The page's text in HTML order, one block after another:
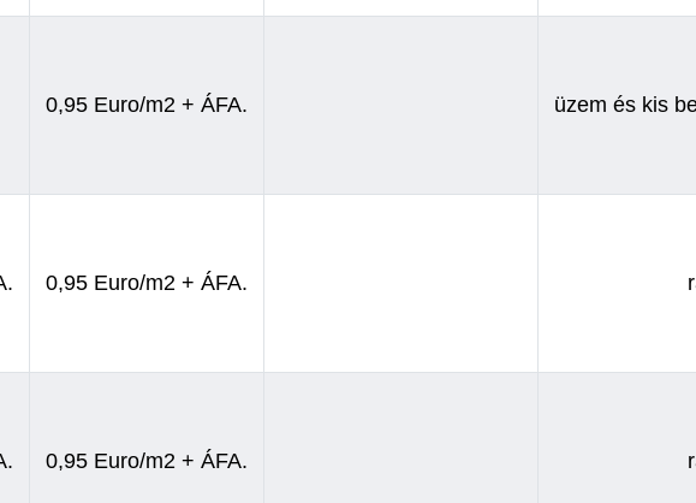
0,95 Euro/m2 + ÁFA. üzem és kis
0,95 Euro/m2 + ÁFA.
0,95 Euro/m2 + ÁFA.